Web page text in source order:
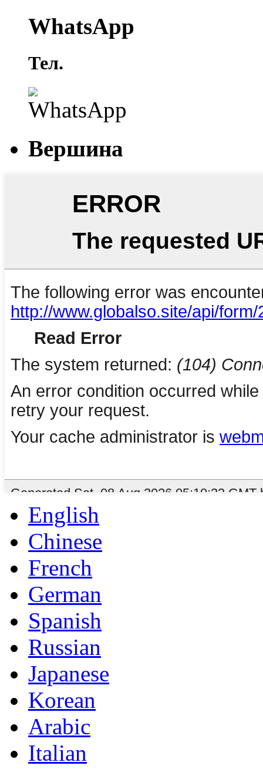
WhatsApp
Тел.
Вершина
English
Chinese
French
German
Spanish
Russian
Japanese
Korean
Arabic
Italian